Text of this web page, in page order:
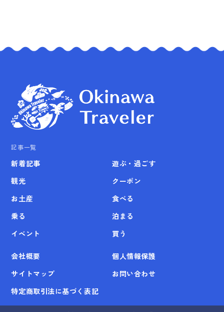
記事一覧
新着記事
観光
お土産
乗る
イベント
遊ぶ・過ごす
クーポン
食べる
泊まる
買う
会社概要
個人情報保護
サイトマップ
お問い合わせ
特定商取引法に基づく表記